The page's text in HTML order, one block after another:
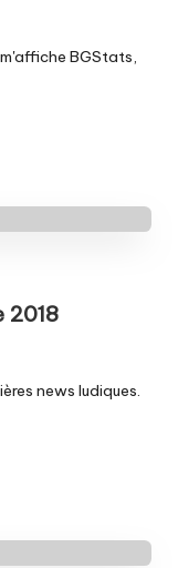
BGStats,
2018
news ludiques.